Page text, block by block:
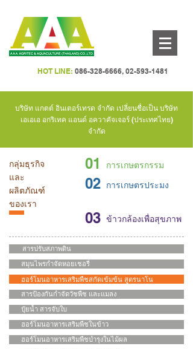
HOT LINE: 086-328-6666, 02-593-1481
บริษัท แกตต์ อินเตอร์เทรด จำกัด เปลี่ยนชื่อเป็น บริษัท
เอเอเอ อกริเทค แอนด์ อควาคัจเจอร์ (ประเทศไทย)
จำกัด
กลุ่มธุรกิจ
และ
ผลิตภัณฑ์
ของเรา
01 การเกษตรกรรม
02
03
การเกษตรประมง
ข้าวกล้องเพื่อสุขภาพ
สารปรับสภาพดิน
สมุนไพรกำจัดหอยเชอรี่
ฮอร์โมนอาหารเสริมพืชสกัดเข้มข้น สูตรนาโน
สารป้องกันกำจัดวัชพืช และแมลง
ปุ๋ยน้ำ สารจับใบ
ฮอร์โมนอาหารเสริมพืชในข้าว
ฮอร์โมนอาหารเสริมพืชบำรุงในไม้ผล